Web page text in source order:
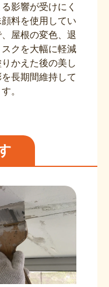
影響が受けにく
料を使用してい
屋根の変色、退
クを大幅に軽減
りかえた後の美し
長期間維持して
。